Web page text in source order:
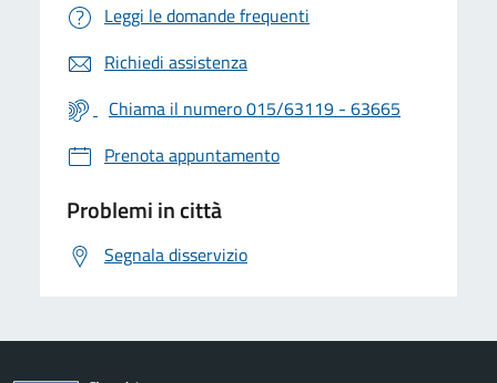
Leggi le domande frequenti
Richiedi assistenza
Chiama il numero 015/63119 - 63665
Prenota appuntamento
Problemi in città
Segnala disservizio